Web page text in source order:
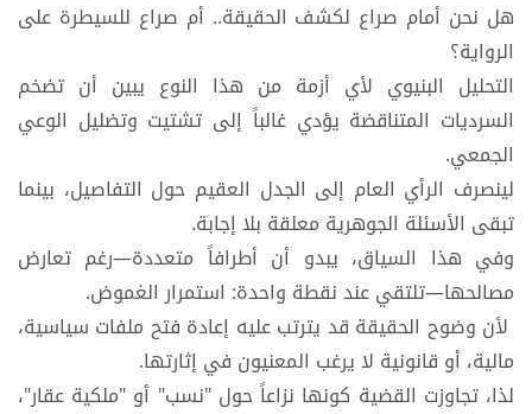
​هل نحن أمام صراع لكشف الحقيقة.. أم صراع للسيطرة على
الرواية؟
​التحليل البنيوي لأي أزمة من هذا النوع يبين أن تضخم
السرديات المتناقضة يؤدي غالباً إلى تشتيت وتضليل الوعي
الجمعي.
لينصرف الرأي العام إلى الجدل العقيم حول التفاصيل، بينما
تبقى الأسئلة الجوهرية معلقة بلا إجابة.
​وفي هذا السياق، يبدو أن أطرافاً متعددة—رغم تعارض
مصالحها—تلتقي عند نقطة واحدة: استمرار الغموض.
لأن وضوح الحقيقة قد يترتب عليه إعادة فتح ملفات سياسية،
مالية، أو قانونية لا يرغب المعنيون في إثارتها.
​لذا، تجاوزت القضية كونها نزاعاً حول "نسب" أو "ملكية عقار"،